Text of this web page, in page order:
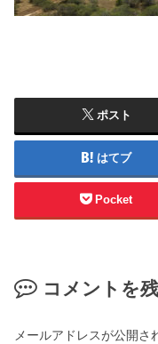
ポスト
はてブ
Pocket
コメントを
メールアドレスが公開さ